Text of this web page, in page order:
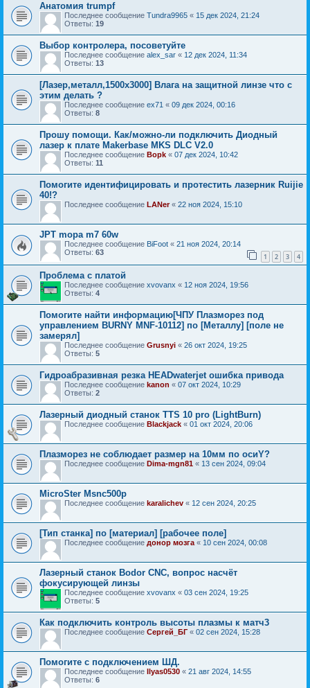
Анатомия trumpf
Последнее сообщение Tundra9965 « 15 дек 2024, 21:24
Ответы: 19
Выбор контролера, посоветуйте
Последнее сообщение alex_sar « 12 дек 2024, 11:34
Ответы: 13
[Лазер,металл,1500х3000] Влага на защитной линзе что с
этим делать ?
Последнее сообщение ex71 « 09 дек 2024, 00:16
Ответы: 8
Прошу помощи. Как/можно-ли подключить Диодный
лазер к плате Makerbase MKS DLC V2.0
Последнее сообщение Bopk « 07 дек 2024, 10:42
Ответы: 11
Помогите идентифицировать и протестить лазерник Ruijie
40!?
Последнее сообщение LANer« 22 ноя 2024, 15:10
JPT mopa m7 60w
Последнее сообщение BiFoot « 21 ноя 2024, 20:14
Ответы: 63 1 2 3 4
Проблема с платой
Последнее сообщение xvovanx « 12 ноя 2024, 19:56
Ответы: 4
Помогите найти информацию[ЧПУ Плазморез под
управлением BURNY MNF-10112] по [Металлу] [поле не
замерял]
Последнее сообщение Grusnyi « 26 окт 2024, 19:25
Ответы: 5
Гидроабразивная резка HEADwaterjet ошибка привода
Последнее сообщение kanon « 07 окт 2024, 10:29
Ответы: 2
Лазерный диодный станок TTS 10 pro (LightBurn)
Последнее сообщение Blackjack « 01 окт 2024, 20:06
Плазморез не соблюдает размер на 10мм по осиY?
Последнее сообщение Dima-mgn81 « 13 сен 2024, 09:04
MicroSter Msnc500p
Последнее сообщение karalichev « 12 сен 2024, 20:25
[Тип станка] по [материал] [рабочее поле]
Последнее сообщение донор мозга « 10 сен 2024, 00:08
Лазерный станок Bodor CNC, вопрос насчёт
фокусирующей линзы
Последнее сообщение xvovanx « 03 сен 2024, 19:25
Ответы: 5
Как подключить контроль высоты плазмы к матч3
Последнее сообщение Сергей_БГ « 02 сен 2024, 15:28
Помогите с подключением ШД.
Последнее сообщение Ilyas0530 « 21 авг 2024, 14:55
Ответы: 6